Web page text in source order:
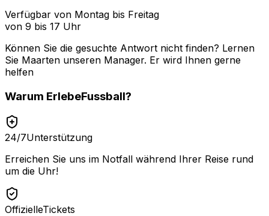
Verfügbar von Montag bis Freitag
von 9 bis 17 Uhr
Können Sie die gesuchte Antwort nicht finden? Lernen
Sie Maarten unseren Manager. Er wird Ihnen gerne
helfen
Warum ErlebeFussball?
24/7Unterstützung
Erreichen Sie uns im Notfall während Ihrer Reise rund
um die Uhr!
OffizielleTickets